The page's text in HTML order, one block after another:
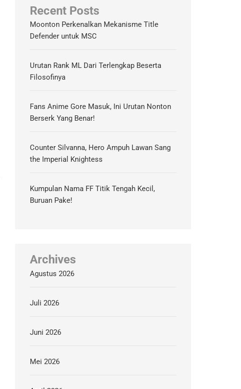
Recent Posts
Moonton Perkenalkan Mekanisme Title
Defender untuk MSC
Urutan Rank ML Dari Terlengkap Beserta
Filosofinya
Fans Anime Gore Masuk, Ini Urutan Nonton
Berserk Yang Benar!
Counter Silvanna, Hero Ampuh Lawan Sang
the Imperial Knightess
Kumpulan Nama FF Titik Tengah Kecil,
Buruan Pake!
Archives
Agustus 2026
Juli 2026
Juni 2026
Mei 2026